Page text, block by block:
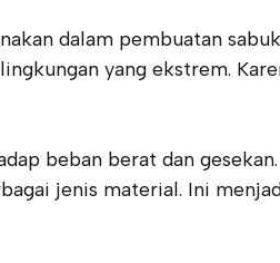
dalam pembuatan
yang ekstrem.
beban berat dan
jenis material. Ini